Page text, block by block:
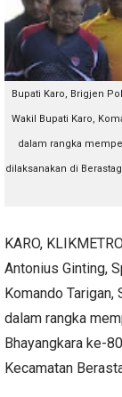
Bupati Karo, Brigjen
Wakil Bupati Karo,
dalam rangka
dilaksanakan di
KARO,
Antonius Ginting,
Komando Tarigan,
dalam rangka
Bhayangkara ke-
Kecamatan